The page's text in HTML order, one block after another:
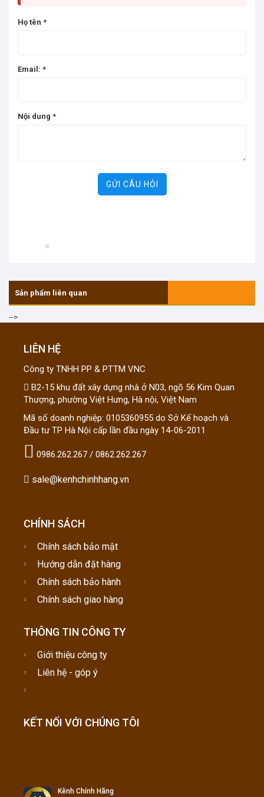
Họ tên *
Email: *
Nội dung *
GỬI CÂU HỎI
Sản phẩm liên quan
-->
LIÊN HỆ
Công ty TNHH PP & PTTM VNC
B2-15 khu đất xây dựng nhà ở N03, ngõ 56 Kim Quan
Thượng, phường Việt Hưng, Hà nội, Việt Nam
Mã số doanh nghiệp: 0105360955 do Sở Kế hoạch và
Đầu tư TP Hà Nội cấp lần đầu ngày 14-06-2011
0986.262.267 / 0862.262.267
sale@kenhchinhhang.vn
CHÍNH SÁCH
Chính sách bảo mật
Hướng dẫn đặt hàng
Chính sách bảo hành
Chính sách giao hàng
THÔNG TIN CÔNG TY
Giới thiệu công ty
Liên hệ - góp ý
KẾT NỐI VỚI CHÚNG TÔI